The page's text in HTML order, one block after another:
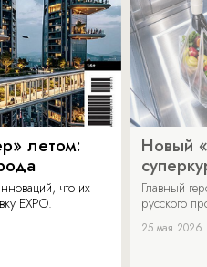
летом:
что их
EXPO.
Новый
Главный
русского
25 мая 2026